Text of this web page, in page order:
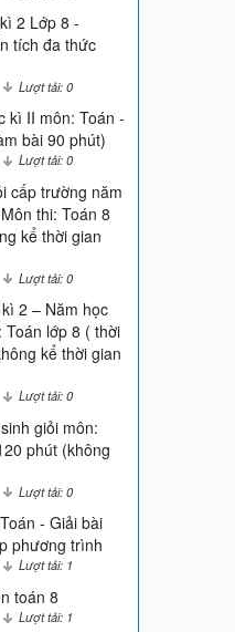
2 Lớp 8 -
tích đa thức
Lượt tải: 0
kì II môn: Toán -
bài 90 phút)
Lượt tải: 0
cấp trường năm
thi: Toán 8
kể thời gian
Lượt tải: 0
2 – Năm học
lớp 8 ( thời
kể thời gian
Lượt tải: 0
giỏi môn:
phút (không
Lượt tải: 0
- Giải bài
phương trình
Lượt tải: 1
toán 8
Lượt tải: 1